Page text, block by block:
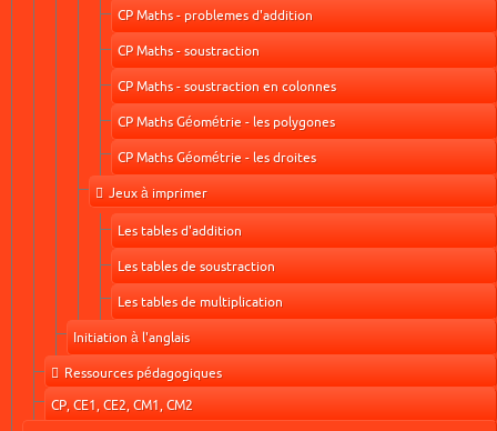
CP Maths - problemes d'addition
CP Maths - soustraction
CP Maths - soustraction en colonnes
CP Maths Géométrie - les polygones
CP Maths Géométrie - les droites
Jeux à imprimer
Les tables d'addition
Les tables de soustraction
Les tables de multiplication
Initiation à l'anglais
Ressources pédagogiques
CP, CE1, CE2, CM1, CM2